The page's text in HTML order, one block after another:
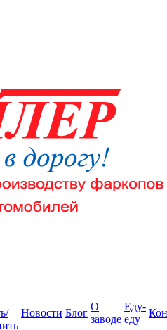
Новости Блог
О
заводе
Еду-
еду